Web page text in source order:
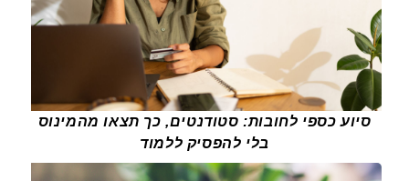
סיוע כספי לחובות: סטודנטים, כך תצאו מהמינוס
בלי להפסיק ללמוד